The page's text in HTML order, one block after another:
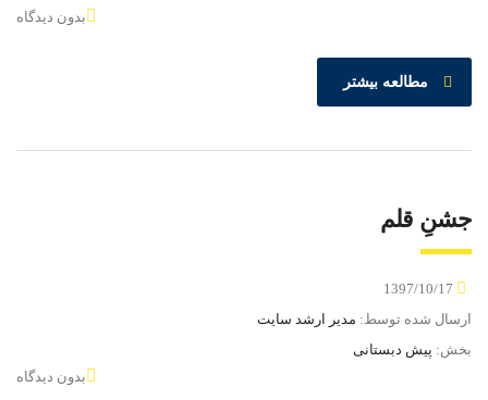
بدون دیدگاه
مطالعه بیشتر
جشنِ قلم
ارسال شده توسط: مدیر ارشد سایت
بخش: پیش دبستانی
بدون دیدگاه